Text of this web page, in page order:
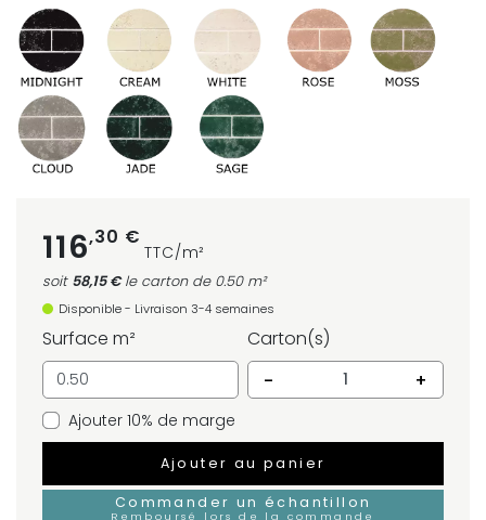
116,30 €
TTC/m²
soit 58,15 €le carton de 0.50 m²
Disponible - Livraison 3-4 semaines
Surface m²
Carton(s)
-
+
Ajouter 10% de marge
Ajouter au panier
Commander un échantillon
Remboursé lors de la commande